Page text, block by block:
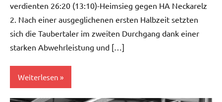
verdienten 26:20 (13:10)-Heimsieg gegen HA Neckarelz
2. Nach einer ausgeglichenen ersten Halbzeit setzten
sich die Taubertaler im zweiten Durchgang dank einer
starken Abwehrleistung und […]
Weiterlesen